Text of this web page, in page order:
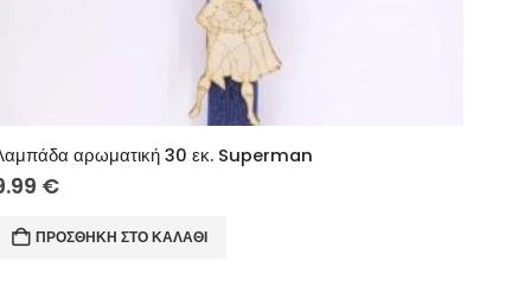
αρωματική 30 εκ. Superman
€
ΠΡΟΣΘΉΚΗ ΣΤΟ ΚΑΛΆΘΙ